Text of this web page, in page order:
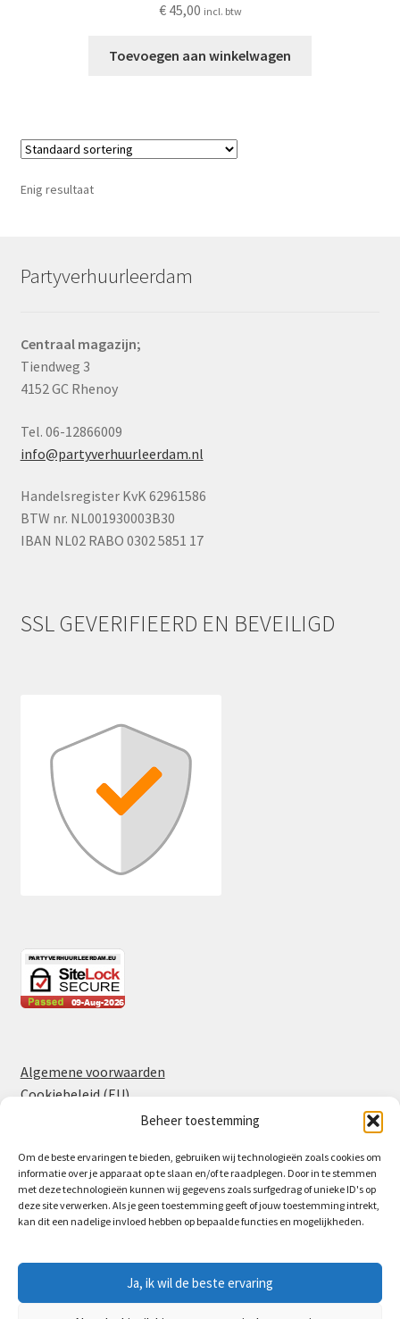
Beheer toestemming
Om de beste ervaringen te bieden, gebruiken wij technologieën zoals cookies om
informatie over je apparaat op te slaan en/of te raadplegen. Door in te stemmen
met deze technologieën kunnen wij gegevens zoals surfgedrag of unieke ID's op
deze site verwerken. Als je geen toestemming geeft of jouw toestemming intrekt,
kan dit een nadelige invloed hebben op bepaalde functies en mogelijkheden.
Ja, ik wil de beste ervaring
€45,00 incl. btw
Toevoegen aan winkelwagen
Enig resultaat
Partyverhuurleerdam
Centraal magazijn;
Tiendweg 3
4152 GC Rhenoy
Tel. 06-12866009
info@partyverhuurleerdam.nl
Handelsregister KvK 62961586
BTW nr. NL001930003B30
IBAN NL02 RABO 0302 5851 17
SSL GEVERIFIEERD EN BEVEILIGD
Algemene voorwaarden
Cookiebeleid (EU)
Facebook
Instagram
© Partyverhuur Leerdam 2026